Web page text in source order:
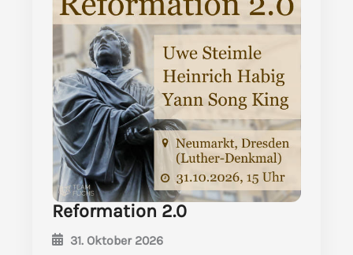
Reformation 2.0
31. Oktober 2026